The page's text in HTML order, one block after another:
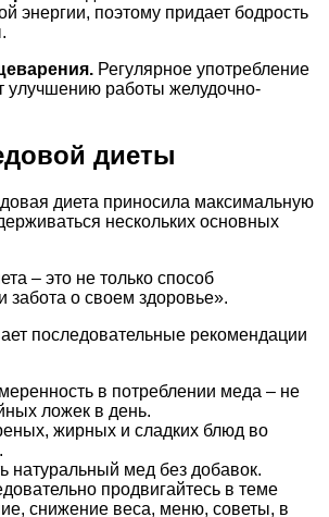
энергии, поэтому придает бодрость
Регулярное употребление
улучшению работы желудочно-
диеты
диета приносила максимальную
нескольких основных
– это не только способ
забота о своем здоровье».
последовательные рекомендации
в потреблении меда – не
ложек в день.
жирных и сладких блюд во
натуральный мед без добавок.
продвигайтесь в теме
снижение веса, меню, советы, в